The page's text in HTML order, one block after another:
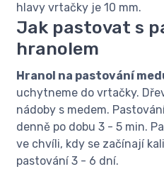
hlavy vrtačky je 10 mm.
Jak pastovat s
hranolem
Hranol na pastování
uchytneme do vrtačky.
nádoby s medem.
denně po dobu 3 - 5 min.
ve chvíli, kdy se začínají
pastování 3 - 6 dní.